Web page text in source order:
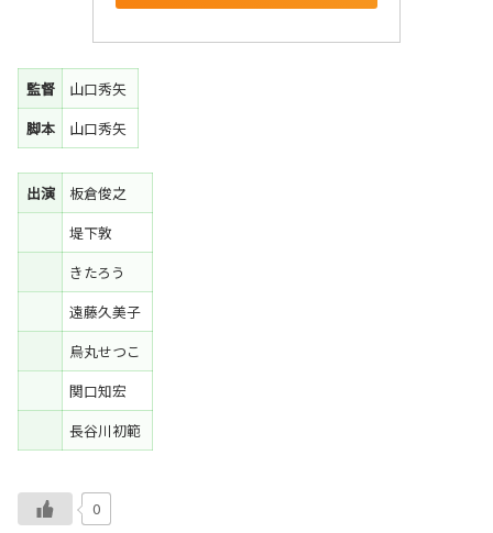
監督
山口秀矢
脚本
山口秀矢
出演
板倉俊之
堤下敦
きたろう
遠藤久美子
烏丸せつこ
関口知宏
長谷川初範
0